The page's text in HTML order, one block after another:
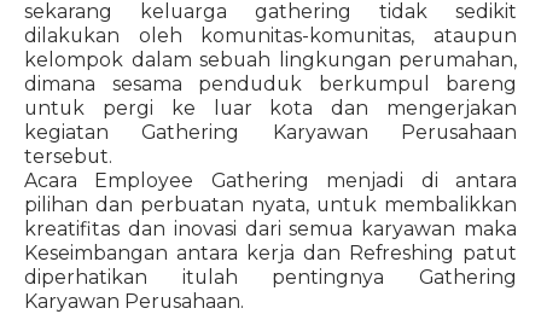
sekarang keluarga gathering tidak sedikit
dilakukan oleh komunitas-komunitas, ataupun
kelompok dalam sebuah lingkungan perumahan,
dimana sesama penduduk berkumpul bareng
untuk pergi ke luar kota dan mengerjakan
kegiatan Gathering Karyawan Perusahaan
tersebut.
Acara Employee Gathering menjadi di antara
pilihan dan perbuatan nyata, untuk membalikkan
kreatifitas dan inovasi dari semua karyawan maka
Keseimbangan antara kerja dan Refreshing patut
diperhatikan itulah pentingnya Gathering
Karyawan Perusahaan.